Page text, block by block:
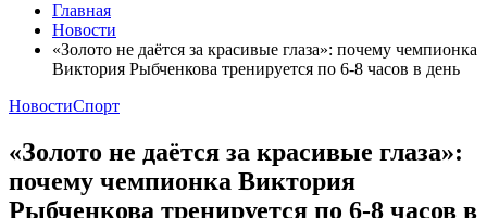
Главная
Новости
«Золото не даётся за красивые глаза»: почему чемпионка
Виктория Рыбченкова тренируется по 6-8 часов в день
НовостиСпорт
«Золото не даётся за красивые глаза»:
почему чемпионка Виктория
Рыбченкова тренируется по 6-8 часов в